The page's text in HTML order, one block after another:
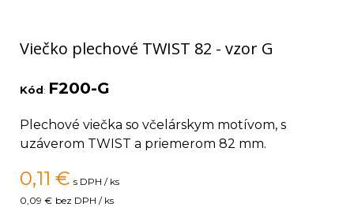
Viečko plechové TWIST 82 - vzor G
Kód: F200-G
Plechové viečka so včelárskym motívom, s
uzáverom TWIST a priemerom 82 mm.
0,11 € s DPH / ks
0,09 € bez DPH / ks